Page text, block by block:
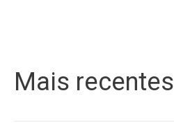
Mais recentes